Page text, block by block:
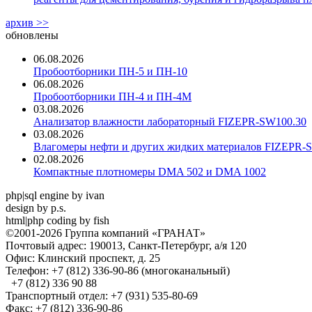
архив >>
обновлены
06.08.2026
Пробоотборники ПН-5 и ПН-10
06.08.2026
Пробоотборники ПН-4 и ПН-4М
03.08.2026
Анализатор влажности лабораторный FIZEPR-SW100.30
03.08.2026
Влагомеры нефти и других жидких материалов FIZEPR-
02.08.2026
Компактные плотномеры DMA 502 и DMA 1002
php|sql engine by ivan
design by p.s.
html|php coding by fish
©2001-2026 Группа компаний «ГРАНАТ»
Почтовый адрес: 190013, Санкт-Петербург, а/я 120
Офис: Клинский проспект, д. 25
Телефон: +7 (812) 336-90-86 (многоканальный)
+7 (812) 336 90 88
Транспортный отдел: +7 (931) 535-80-69
Факс: +7 (812) 336-90-86